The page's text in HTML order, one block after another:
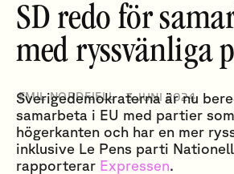
SD redo för
med ryssvänliga
EMIL NORDFJELL 3 JUNI 2024
Sverigedemokraterna är nu
samarbeta i EU med partier
högerkanten och har en mer
inklusive Le Pens parti
rapporterar Expressen.